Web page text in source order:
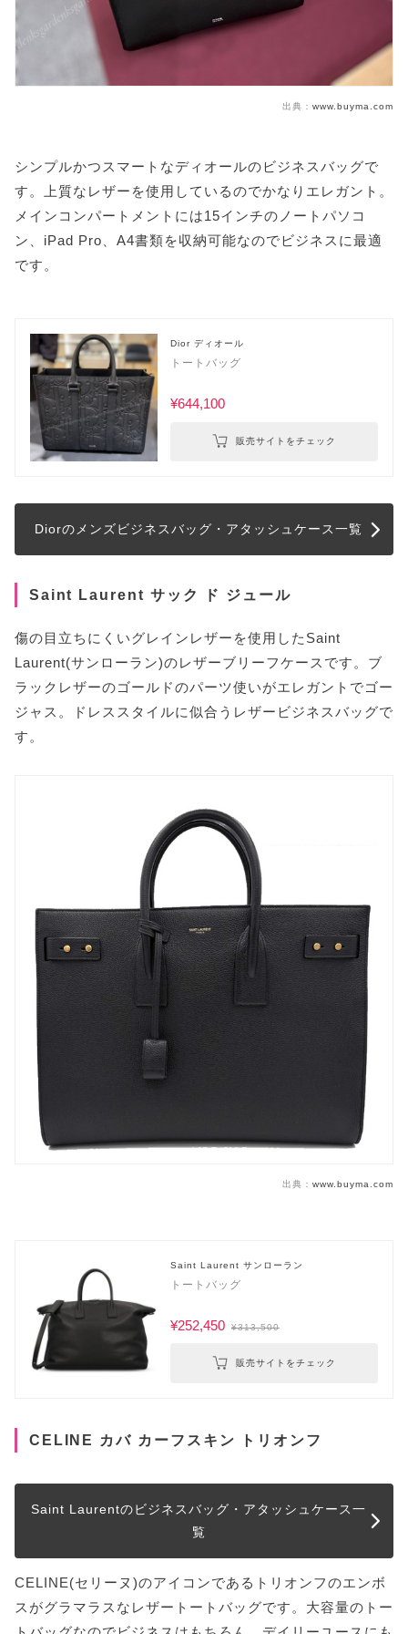
出典： www.buyma.com
シンプルかつスマートなディオールのビジネスバッグで
す。上質なレザーを使用しているのでかなりエレガント。
メインコンパートメントには15インチのノートパソコ
ン、iPad Pro、A4書類を収納可能なのでビジネスに最適
です。
Dior ディオール
トートバッグ
¥644,100
販売サイトをチェック
Diorのメンズビジネスバッグ・アタッシュケース一覧
Saint Laurent サック ド ジュール
傷の目立ちにくいグレインレザーを使用したSaint
Laurent(サンローラン)のレザーブリーフケースです。ブ
ラックレザーのゴールドのパーツ使いがエレガントでゴー
ジャス。ドレススタイルに似合うレザービジネスバッグで
す。
出典： www.buyma.com
Saint Laurent サンローラン
トートバッグ
¥252,450 ¥313,500
販売サイトをチェック
CELINE カバ カーフスキン トリオンフ
Saint Laurentのビジネスバッグ・アタッシュケース一
覧
CELINE(セリーヌ)のアイコンであるトリオンフのエンボ
スがグラマラスなレザートートバッグです。大容量のトー